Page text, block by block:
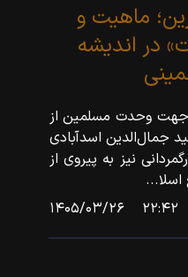
ماهیت و
در اندیشه
جهت وحدت مسلمین از
جمال‌الدین اسدآبادی
نیز به پیروی از
۱۴۰۵/۰۳/۲۶
۲۲:۴۲